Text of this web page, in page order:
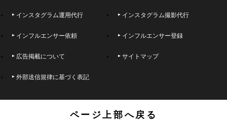
インスタグラム運用代行 インスタグラム撮影代行
インフルエンサー依頼 インフルエンサー登録
広告掲載について サイトマップ
外部送信規律に基づく表記
ページ上部へ戻る